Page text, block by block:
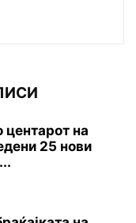
центарот на
25 нови